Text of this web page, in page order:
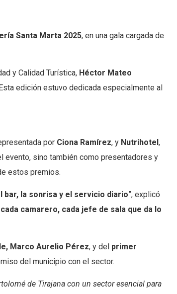
Santa Marta 2025, en una gala cargada de
y Calidad Turística, Héctor Mateo
edición estuvo dedicada especialmente al
por Ciona Ramírez, y Nutrihotel,
evento, sino también como presentadores y
estos premios.
bar, la sonrisa y el servicio diario”, explicó
camarero, cada jefe de sala que da lo
Marco Aurelio Pérez, y del primer
del municipio con el sector.
de Tirajana con un sector esencial para